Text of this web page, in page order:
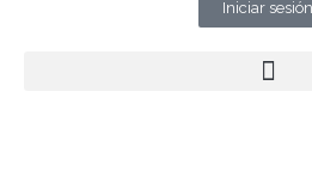
Iniciar sesión